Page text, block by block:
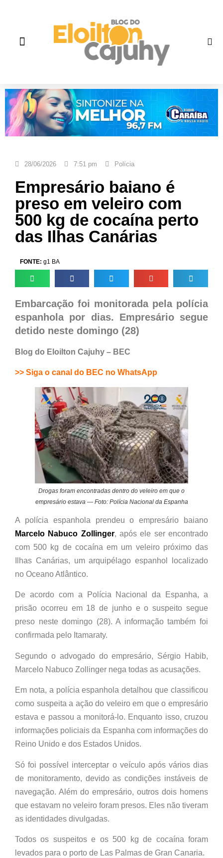
28/06/2026 7:51 pm Polícia
Empresário baiano é
preso em veleiro com
500 kg de cocaína perto
das Ilhas Canárias
FONTE: g1 BA
Embarcação foi monitorada pela polícia
espanhola por dias. Empresário segue
detido neste domingo (28)
Blog do Eloilton Cajuhy – BEC
>> Siga o canal do BEC no WhatsApp
Drogas foram encontradas dentro do veleiro em que o
empresário estava — Foto: Polícia Nacional da Espanha
A polícia espanhola prendeu o empresário baiano
Marcelo Nabuco Zollinger, após ele ser encontrado
com 500 kg de cocaína em um veleiro próximo das
Ilhas Canárias, um arquipélago espanhol localizado
no Oceano Atlântico.
De acordo com a Polícia Nacional da Espanha, a
prisão ocorreu em 18 de junho e o suspeito segue
preso neste domingo (28). A informação também foi
confirmada pelo Itamaraty.
Segundo o advogado do empresário, Sérgio Habib,
Marcelo Nabuco Zollinger nega todas as acusações.
Em nota, a polícia espanhola detalhou que classificou
como suspeita a ação do veleiro em que o empresário
estava e passou a monitorá-lo. Enquanto isso, cruzou
informações policiais da Espanha com informações do
Reino Unido e dos Estados Unidos.
Só foi possível interceptar o veículo após vários dias
de monitoramento, devido as condições instáveis de
navegação. Além do empresário, outros dois homens
que estavam no veleiro foram presos. Eles não tiveram
as identidades divulgadas.
Todos os suspeitos e os 500 kg de cocaína foram
levados para o porto de Las Palmas de Gran Canaria.